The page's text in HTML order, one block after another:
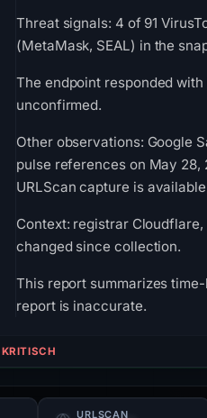
Threat signals: 4 of 91
(MetaMask, SEAL) in the
The endpoint responded
unconfirmed.
Other observations: Google
pulse references on May 28,
URLScan capture is
Context: registrar Cloudflare,
changed since collection.
This report summarizes
report is inaccurate.
KRITISCH
URLSCAN